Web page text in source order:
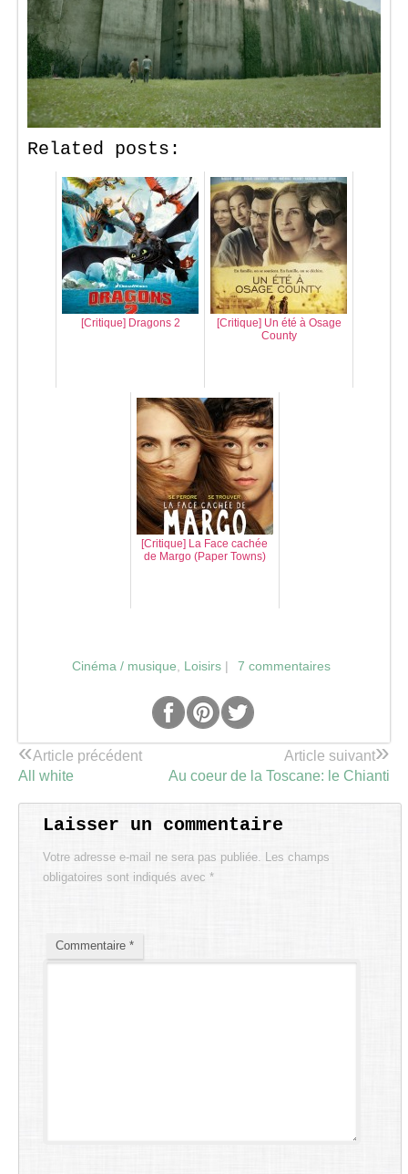
Related posts:
[Critique] Dragons 2
[Critique] Un été à Osage
County
[Critique] La Face cachée
de Margo (Paper Towns)
Cinéma / musique Loisirs | 7 commentaires
«Article précédent
All white
Article suivant»
Au coeur de la Toscane: le Chianti
Laisser un commentaire
Votre adresse e-mail ne sera pas publiée. Les champs
obligatoires sont indiqués avec *
Commentaire *